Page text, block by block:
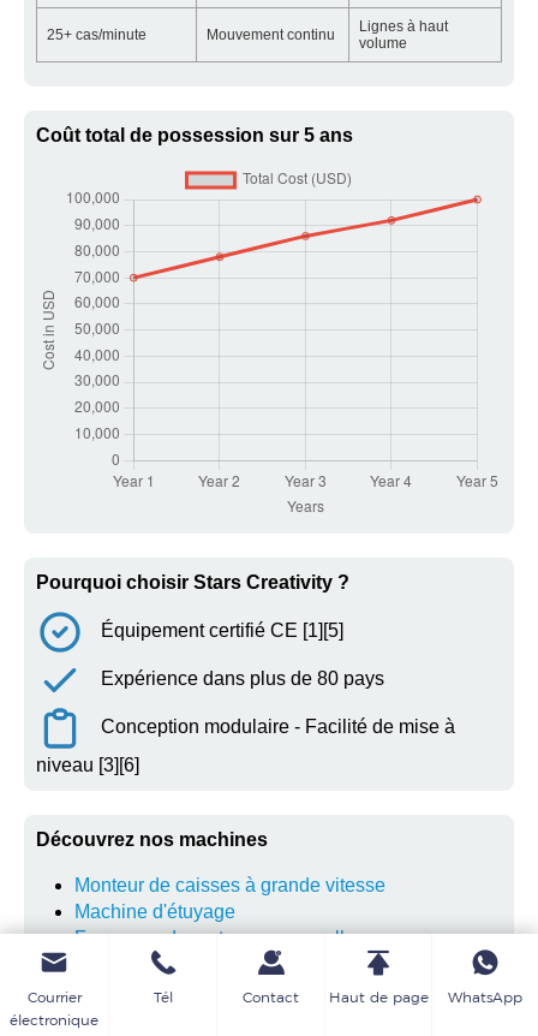
25+ cas/minute Mouvement continu
Lignes à haut
volume
Coût total de possession sur 5 ans
Pourquoi choisir Stars Creativity ?
Équipement certifié CE [1][5]
Expérience dans plus de 80 pays
Conception modulaire - Facilité de mise à
niveau [3][6]
Découvrez nos machines
Monteur de caisses à grande vitesse
Machine d'étuyage
Formeuse de cartons avec scelleuse
Courrier
électronique
Tél Contact Haut de page WhatsApp